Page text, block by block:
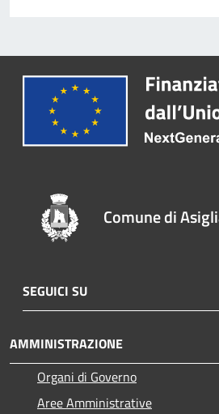
Comune di
SEGUICI SU
AMMINISTRAZIONE
Organi di Governo
Aree Amministrative